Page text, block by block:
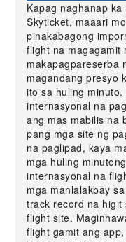
Kapag naghanap
Skyticket, maaari
pinakabagong
flight na magagamit
makapagpareserba
magandang presyo
ito sa huling
internasyonal na
ang mas mabilis na
pang mga site ng
na paglipad, kaya
mga huling
internasyonal na
mga manlalakbay
track record na
flight site.
flight gamit ang